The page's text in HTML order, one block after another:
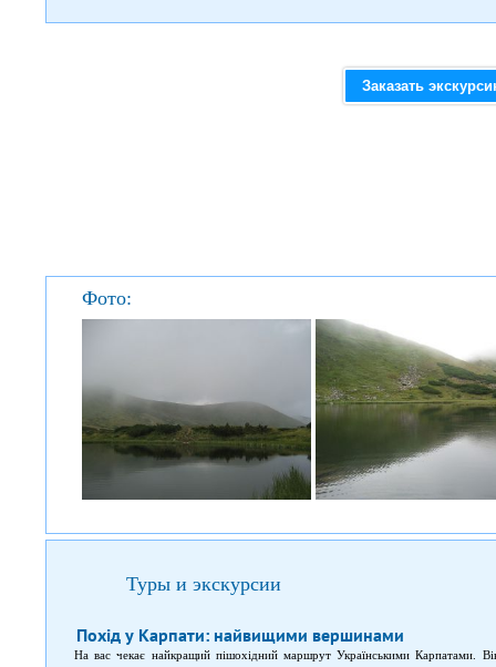
Заказать
Фото:
Туры и экскурсии
Похід у Карпати: найвищими вершинами
На вас чекає найкращий пішохідний маршрут Українськими Карпатами.